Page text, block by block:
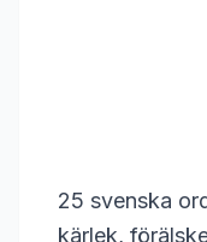
25 svenska
kärlek,